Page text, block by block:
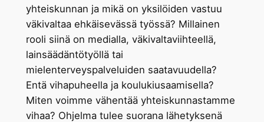
yhteiskunnan ja mikä on yksilöiden vastuu
väkivaltaa ehkäisevässä työssä? Millainen
rooli siinä on medialla, väkivaltaviihteellä,
lainsäädäntötyöllä tai
mielenterveyspalveluiden saatavuudella?
Entä vihapuheella ja koulukiusaamisella?
Miten voimme vähentää yhteiskunnastamme
vihaa? Ohjelma tulee suorana lähetyksenä